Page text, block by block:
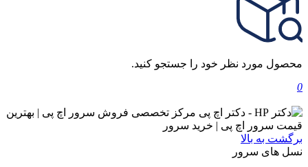
محصول مورد نظر خود را جستجو کنید.
0
برگشت به بالا
نسل های سرور